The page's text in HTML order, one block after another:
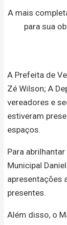
A mais
para sua
A Prefeita de
Zé Wilson; A
vereadores e
estiveram
espaços.
Para
Municipal
apresentações
presentes.
Além disso, o